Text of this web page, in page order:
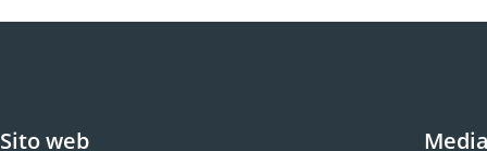
Sito web